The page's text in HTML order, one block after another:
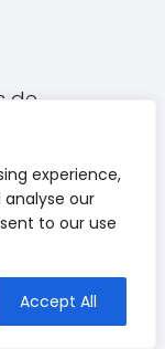
experience,
our
to our use
Accept All
de
trazer
feiras de
sobre a
você
outros